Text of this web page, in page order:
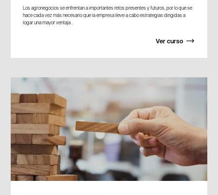
Los agronegocios se enfrentan a importantes retos presentes y futuros, por lo que se
hace cada vez más necesario que la empresa lleve a cabo estrategias dirigidas a
logar una mayor ventaja...
Ver curso